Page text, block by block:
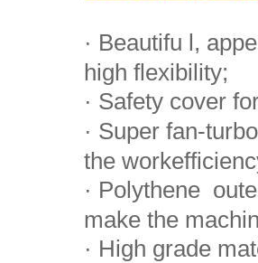
· Beautifu l,
high flexibility;
· Safety cover
· Super fan-
the
· Polythene
make the
· High grade